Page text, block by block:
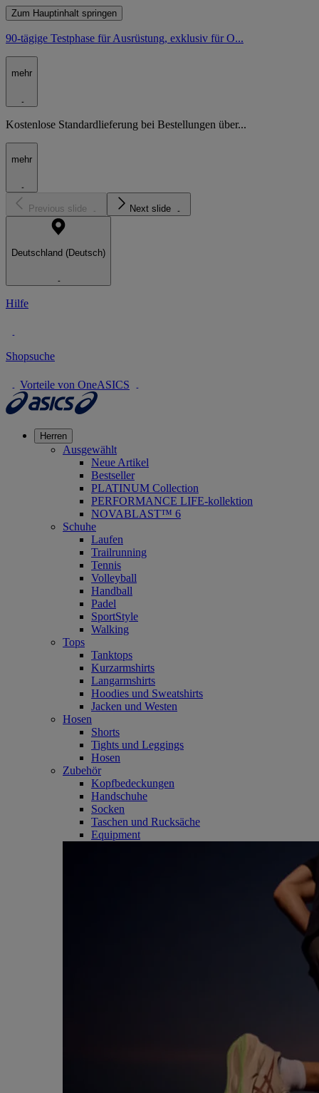
Zum Hauptinhalt springen
90-tägige Testphase für Ausrüstung, exklusiv für O...
mehr
Kostenlose Standardlieferung bei Bestellungen über...
mehr
Previous slide Next slide
Deutschland (Deutsch)
Hilfe
Shopsuche
Vorteile von OneASICS
Herren
Ausgewählt
Neue Artikel
Bestseller
PLATINUM Collection
PERFORMANCE LIFE-kollektion
NOVABLAST™ 6
Schuhe
Laufen
Trailrunning
Tennis
Volleyball
Handball
Padel
SportStyle
Walking
Tops
Tanktops
Kurzarmshirts
Langarmshirts
Hoodies und Sweatshirts
Jacken und Westen
Hosen
Shorts
Tights und Leggings
Hosen
Zubehör
Kopfbedeckungen
Handschuhe
Socken
Taschen und Rucksäche
Equipment